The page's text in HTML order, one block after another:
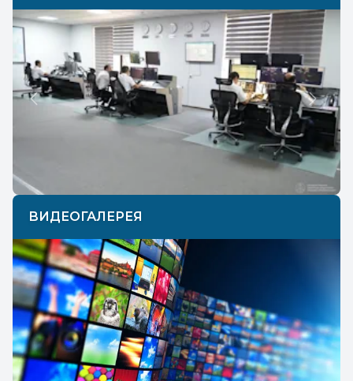
Previous Next
ВИДЕОГАЛЕРЕЯ